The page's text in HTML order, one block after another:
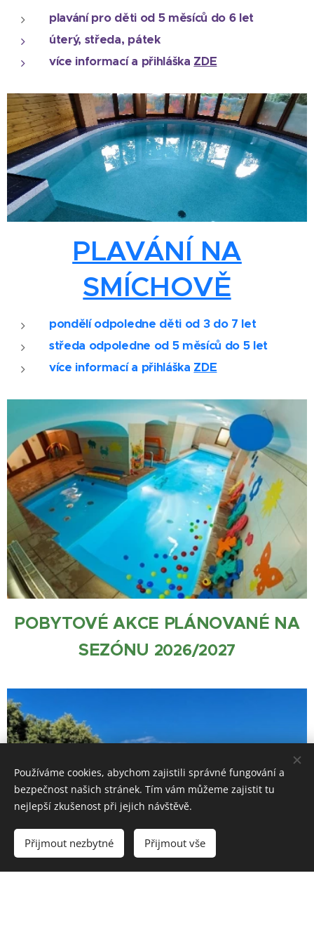
plavání pro děti od 5 měsíců do 6 let
úterý, středa, pátek
více informací a přihláška ZDE
PLAVÁNÍ NA
SMÍCHOVĚ
pondělí odpoledne děti od 3 do 7 let
středa odpoledne od 5 měsíců do 5 let
více informací a přihláška ZDE
POBYTOVÉ AKCE PLÁNOVANÉ NA
SEZÓNU 2026/2027
Používáme cookies, abychom zajistili správné fungování a
bezpečnost našich stránek. Tím vám můžeme zajistit tu
nejlepší zkušenost při jejich návštěvě.
Přijmout nezbytné Přijmout vše